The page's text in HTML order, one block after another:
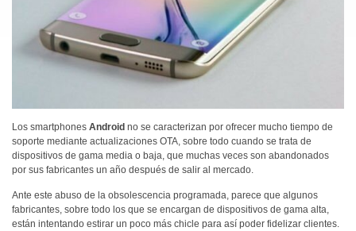
Los smartphones Android no se caracterizan por ofrecer mucho tiempo de
soporte mediante actualizaciones OTA, sobre todo cuando se trata de
dispositivos de gama media o baja, que muchas veces son abandonados
por sus fabricantes un año después de salir al mercado.
Ante este abuso de la obsolescencia programada, parece que algunos
fabricantes, sobre todo los que se encargan de dispositivos de gama alta,
están intentando estirar un poco más chicle para así poder fidelizar clientes.